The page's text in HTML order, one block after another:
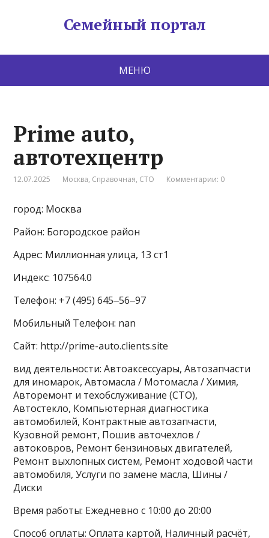
Семейный портал
МЕНЮ
Prime auto,
автотехцентр
12.07.2025 Москва, Справочная, СТО Комментарии: 0
город: Москва
Район: Богородское район
Адрес: Миллионная улица, 13 ст1
Индекс: 107564.0
Телефон: +7 (495) 645‒56‒97
Мобильный Телефон: nan
Сайт: http://prime-auto.clients.site
вид деятельности: Автоаксессуары, Автозапчасти
для иномарок, Автомасла / Мотомасла / Химия,
Авторемонт и техобслуживание (СТО),
Автостекло, Компьютерная диагностика
автомобилей, Контрактные автозапчасти,
Кузовной ремонт, Пошив авточехлов /
автоковров, Ремонт бензиновых двигателей,
Ремонт выхлопных систем, Ремонт ходовой части
автомобиля, Услуги по замене масла, Шины /
Диски
Время работы: Ежедневно с 10:00 до 20:00
Способ оплаты: Оплата картой, Наличный расчёт,